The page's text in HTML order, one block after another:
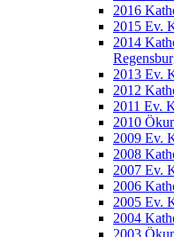
2016
2015 Ev.
2014
2013 Ev.
2012
2011 Ev.
2010
2009 Ev.
2008
2007 Ev.
2006
2005 Ev.
2004
2003